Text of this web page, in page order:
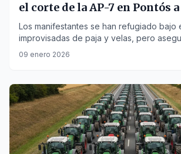
el corte de la AP-7 en Pontós
lluvia
Los manifestantes se han refugiado bajo
improvisadas de paja y velas, pero
movilización sigue activa.
09 enero 2026